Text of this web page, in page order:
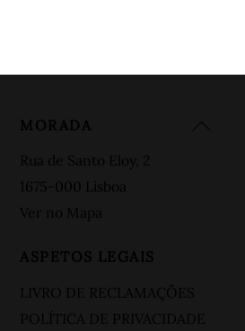
Back
MORADA
Rua de Santo Eloy, 2
1675-000 Lisboa
Ver no Mapa
ASPETOS LEGAIS
LIVRO DE RECLAMAÇÕES
POLÍTICA DE PRIVACIDADE